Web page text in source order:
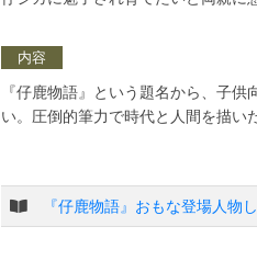
内容
『仔鹿物語』という題名から、子
い。圧倒的筆力で時代と人間を描い
『仔鹿物語』おもな登場人物